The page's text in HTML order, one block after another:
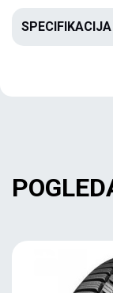
SPECIFIKACIJA